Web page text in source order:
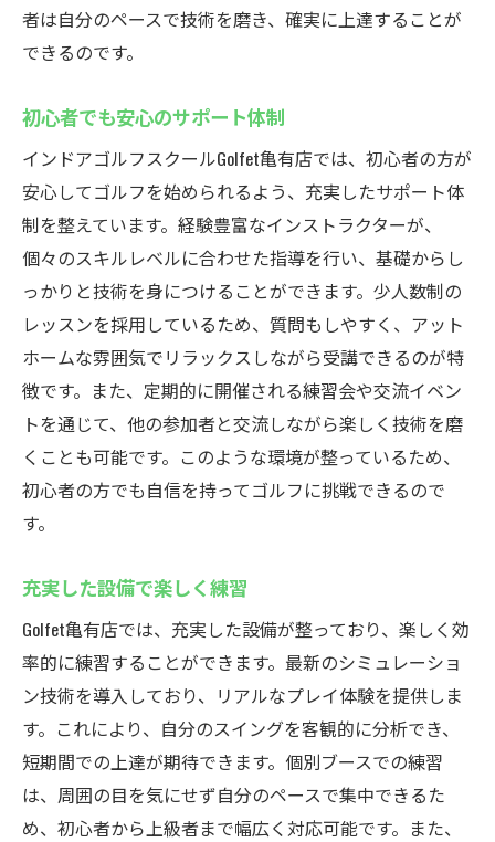
者は自分のペースで技術を磨き、確実に上達することが
できるのです。
初心者でも安心のサポート体制
インドアゴルフスクールGolfet亀有店では、初心者の方が
安心してゴルフを始められるよう、充実したサポート体
制を整えています。経験豊富なインストラクターが、
個々のスキルレベルに合わせた指導を行い、基礎からし
っかりと技術を身につけることができます。少人数制の
レッスンを採用しているため、質問もしやすく、アット
ホームな雰囲気でリラックスしながら受講できるのが特
徴です。また、定期的に開催される練習会や交流イベン
トを通じて、他の参加者と交流しながら楽しく技術を磨
くことも可能です。このような環境が整っているため、
初心者の方でも自信を持ってゴルフに挑戦できるので
す。
充実した設備で楽しく練習
Golfet亀有店では、充実した設備が整っており、楽しく効
率的に練習することができます。最新のシミュレーショ
ン技術を導入しており、リアルなプレイ体験を提供しま
す。これにより、自分のスイングを客観的に分析でき、
短期間での上達が期待できます。個別ブースでの練習
は、周囲の目を気にせず自分のペースで集中できるた
め、初心者から上級者まで幅広く対応可能です。また、